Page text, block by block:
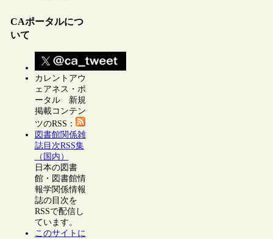
CAポータルにつ
いて
カレントアウ
ェアネス・ポ
ータル 新規
掲載コンテン
ツのRSS：
図書館関係雑
誌目次RSS集
（国内）
日本の図書
館・図書館情
報学関係情報
誌の目次を
RSSで配信し
ています。
このサイトに